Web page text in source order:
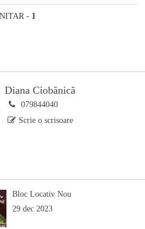
- 1
Diana Ciobănică
079844040
Scrie o scrisoare
Bloc Locativ Nou
29 dec 2023